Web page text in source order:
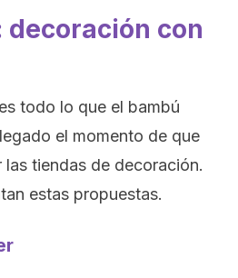
decoración con
todo lo que el bambú
el momento de que
tiendas de decoración.
estas propuestas.